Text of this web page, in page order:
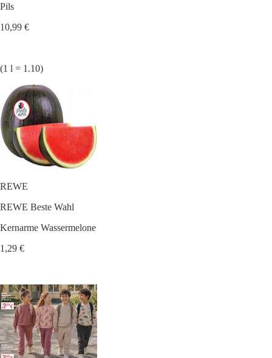
Pils
10,99 €
(1 l = 1.10)
REWE
REWE Beste Wahl
Kernarme Wassermelone
1,29 €